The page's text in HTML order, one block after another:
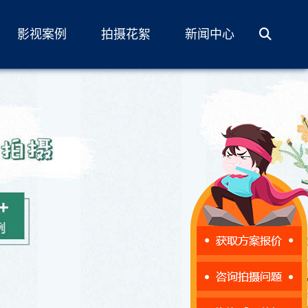
影视案例 拍摄花絮 新闻中心